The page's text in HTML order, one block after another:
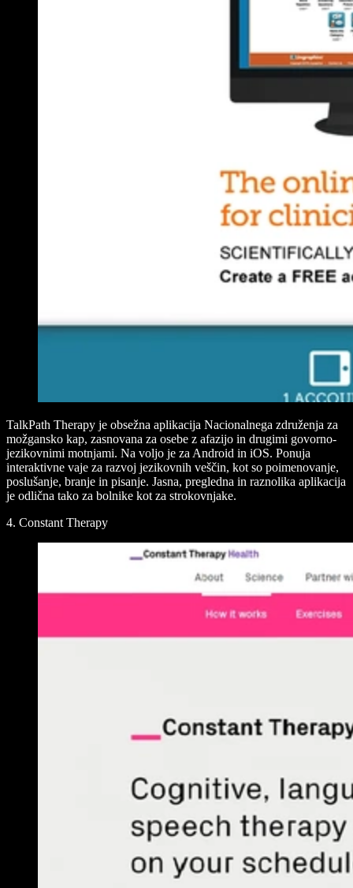
TalkPath Therapy je obsežna aplikacija Nacionalnega združenja za
možgansko kap, zasnovana za osebe z afazijo in drugimi govorno-
jezikovnimi motnjami. Na voljo je za Android in iOS. Ponuja
interaktivne vaje za razvoj jezikovnih veščin, kot so poimenovanje,
poslušanje, branje in pisanje. Jasna, pregledna in raznolika aplikacija
je odlična tako za bolnike kot za strokovnjake.
4. Constant Therapy